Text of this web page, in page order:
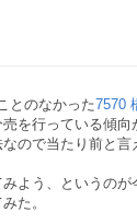
とのなかった7570
を行っている傾
ので当たり前と言
よう、というのが
た。